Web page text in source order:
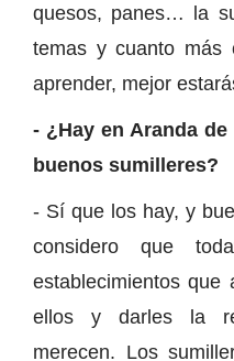
quesos, panes… la
temas y cuanto más
aprender, mejor
- ¿Hay en Aranda
buenos sumilleres?
- Sí que los hay, y
considero que
establecimientos que
ellos y darles la
merecen. Los